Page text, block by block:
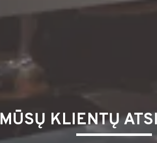
MŪSŲ KLIENTŲ